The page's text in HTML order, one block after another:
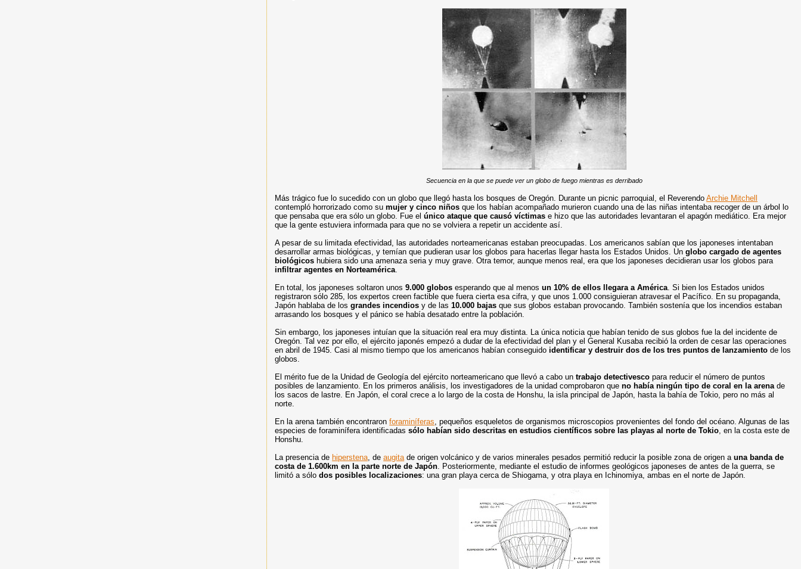
Secuencia en la que se puede ver un globo de fuego mientras es derribado
Más trágico fue lo sucedido con un globo que llegó hasta los bosques de Oregón. Durante un picnic parroquial, el ReverendoArchie Mitchell
contempló horrorizado como sumujer y cinco niños que los habían acompañado murieron cuando una de las niñas intentaba recoger de un árbol lo
que pensaba que era sólo un globo. Fue elúnico ataque que causó víctimas e hizo que las autoridades levantaran el apagón mediático. Era mejor
que la gente estuviera informada para que no se volviera a repetir un accidente así.
A pesar de su limitada efectividad, las autoridades norteamericanas estaban preocupadas. Los americanos sabían que los japoneses intentaban
desarrollararmas biológicas, y temían que pudieran usar losglobos para hacerlas llegarhasta los Estados Unidos. Unglobo cargado de agentes
biológicos hubiera sido una amenaza seria y muy grave. Otra temor, aunque menos real, era que los japoneses decidieran usar los globos para
infiltrar agentes en Norteamérica.
En total, los japoneses soltaron unos9.000 globos esperando que al menosun 10% de ellos llegara a América. Si bien los Estados unidos
registraron sólo 285, los expertos creen factible que fuera cierta esa cifra, y que unos 1.000 consiguieran atravesar el Pacífico. En su propaganda,
Japón hablaba de losgrandes incendios y de las10.000 bajas que sus globos estaban provocando. También sostenía que los incendios estaban
arrasando los bosques y el pánico se había desatado entre la población.
Sin embargo, los japoneses intuían que la situación real era muy distinta. La única noticia que habían tenido de sus globos fue la del incidente de
Oregón. Tal vez por ello, el ejército japonés empezó a dudar de la efectividad del plan y el General Kusaba recibió la orden de cesar las operaciones
en abril de 1945. Casi al mismo tiempo que los americanos habían conseguidoidentificar y destruir dos de los tres puntos de lanzamiento de los
globos.
El mérito fue de la Unidad de Geología del ejército norteamericano que llevó a cabo untrabajo detectivesco para reducir el número de puntos
posibles de lanzamiento. En los primeros análisis, los investigadores de la unidad comprobaron queno había ningún tipo de coral en la arenade
los sacos de lastre. En Japón, el coral crece a lo largo de la costa de Honshu, la isla principal de Japón, hasta la bahía de Tokio, pero no más al
norte.
En la arena también encontraronforaminíferas, pequeños esqueletos de organismos microscopios provenientes del fondo del océano. Algunas de las
especies de foraminífera identificadassólo habían sido descritas en estudios científicos sobre las playas al norte de Tokio, en la costa este de
Honshu.
La presencia de hiperstena, deaugitade origen volcánico y de varios minerales pesados permitió reducir la posible zona de origen auna banda de
costa de 1.600km en la parte norte de Japón. Posteriormente, mediante el estudio de informes geológicos japoneses de antes de la guerra, se
limitó a sólodos posibles localizaciones: una gran playa cerca de Shiogama, y otra playa en Ichinomiya, ambas en el norte de Japón.